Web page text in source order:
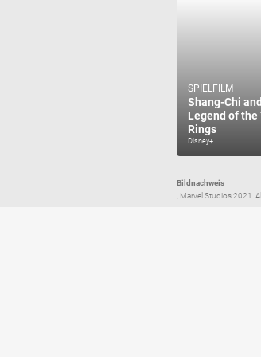
SPIELFILM
Shang-Chi
Legend of the
Rings
Disney+
Bildnachweis
, Marvel Studios 2021.